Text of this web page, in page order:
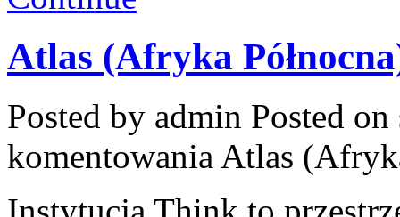
Atlas (Afryka
Posted by admin Posted
komentowania Atlas